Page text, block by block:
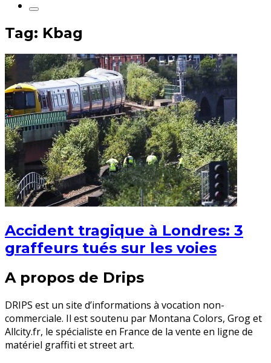
Tag: Kbag
Accident tragique à Londres: 3
graffeurs tués sur les voies
A propos de Drips
DRIPS est un site d’informations à vocation non-
commerciale. Il est soutenu par Montana Colors, Grog et
Allcity.fr, le spécialiste en France de la vente en ligne de
matériel graffiti et street art.